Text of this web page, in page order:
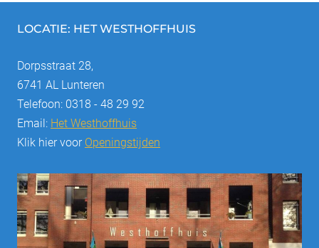
LOCATIE: HET WESTHOFFHUIS
Dorpsstraat 28,
6741 AL Lunteren
Telefoon: 0318 - 48 29 92
Email: Het Westhoffhuis
Klik hier voor Openingstijden